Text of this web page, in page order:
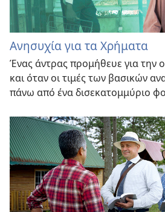
Ανησυχία για τα Χρήματα
Ένας άντρας προμήθευε για την
και όταν οι τιμές των βασικών
πάνω από ένα δισεκατομμύριο